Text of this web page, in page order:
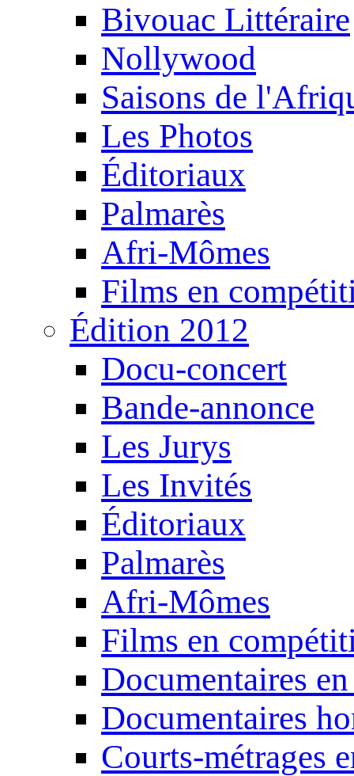
Bivouac Littéraire
Nollywood
Saisons de
Les Photos
Éditoriaux
Palmarès
Afri-Mômes
Films en
Édition 2012
Docu-concert
Bande-annonce
Les Jurys
Les Invités
Éditoriaux
Palmarès
Afri-Mômes
Films en
Documentaires
Documentaires
Courts-métrages